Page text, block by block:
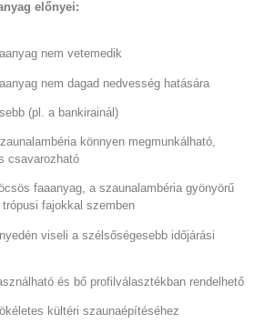
előnyei:
nem vetemedik
nem dagad nedvesség hatására
(pl. a bankirainál)
könnyen megmunkálható,
csavarozható
faaanyag, a szaunalambéria gyönyörű
fajokkal szemben
viseli a szélsőségesebb időjárási
és bő profilválasztékban rendelhető
kültéri szaunaépítéséhez